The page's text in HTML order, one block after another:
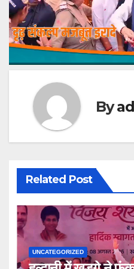
By
Related Post
UNCATEGORIZED